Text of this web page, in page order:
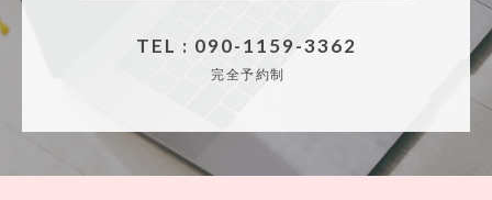
TEL : 090-1159-3362
完全予約制